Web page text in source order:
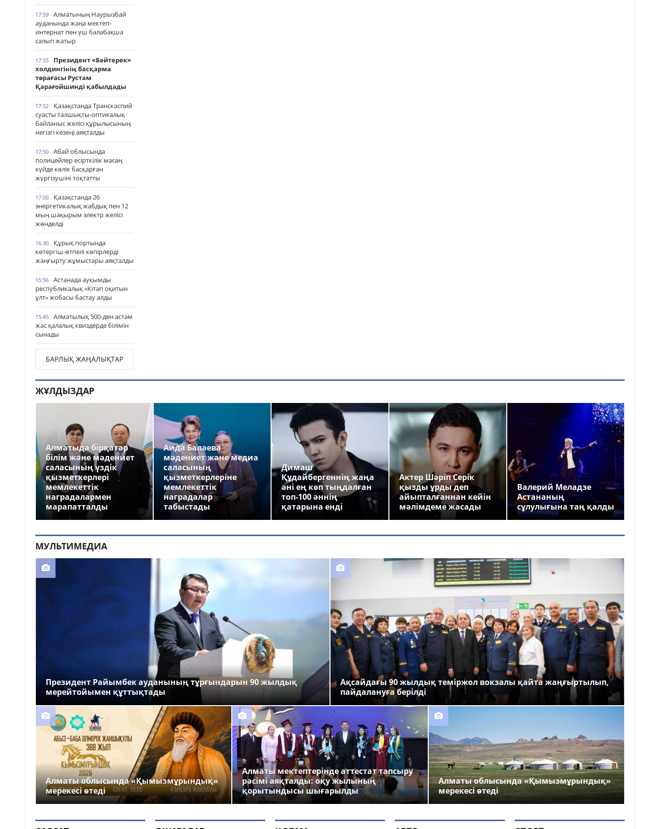
17:59
Алматының Наурызбай
ауданында жаңа мектеп-
интернат пен үш балабақша
салып жатыр
17:55
Президент «Бәйтерек»
холдингінің басқарма
төрағасы Рустам
Қарағойшинді қабылдады
17:52
Қазақстанда Транскаспий
суасты талшықты-оптикалық
байланыс желісі құрылысының
негізгі кезеңі аяқталды
17:50
Абай облысында
полицейлер есірткілік масаң
күйде көлік басқарған
жүргізушіні тоқтатты
17:00
Қазақстанда 26
энергетикалық жабдық пен 12
мың шақырым электр желісі
жөнделді
16:30
Құрық портында
көтергіш-өтпелі көпірлерді
жаңғырту жұмыстары аяқталды
15:56
Астанада ауқымды
республикалық «Кітап оқитын
ұлт» жобасы бастау алды
15:45
Алматылық 500-ден астам
жас қалалық квиздерде білімін
сынады
БАРЛЫҚ ЖАҢАЛЫҚТАР
ЖҰЛДЫЗДАР
Алматыда бірқатар
білім және мәдениет
саласының үздік
қызметкерлері
мемлекеттік
наградалармен
марапатталды
Аида Балаева
мәдениет және медиа
саласының
қызметкерлеріне
мемлекеттік
наградалар
табыстады
Димаш
Құдайбергеннің жаңа
әні ең көп тыңдалған
топ-100 әннің
қатарына енді
Актер Шәріп Серік
қызды ұрды деп
айыпталғаннан кейін
мәлімдеме жасады
Валерий Меладзе
Астананың
сұлулығына таң қалды
МУЛЬТИМЕДИА
Президент Райымбек ауданының тұрғындарын 90 жылдық
мерейтойымен құттықтады
Ақсайдағы 90 жылдық теміржол вокзалы қайта жаңғыртылып,
пайдалануға берілді
Алматы облысында «Қымызмұрындық»
мерекесі өтеді
Алматы мектептерінде аттестат тапсыру
рәсімі аяқталды: оқу жылының
қорытындысы шығарылды
Алматы облысында «Қымызмұрындық»
мерекесі өтеді